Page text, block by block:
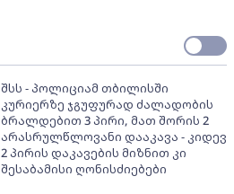
შსს - პოლიციამ თბილისში
კურიერზე ჯგუფურად ძალადობის
ბრალდებით 3 პირი, მათ შორის 2
არასრულწლოვანი დააკავა - კიდევ
2 პირის დაკავების მიზნით კი
შესაბამისი ღონისძიებები